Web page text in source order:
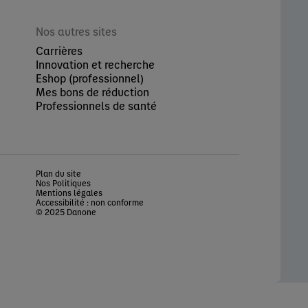
Nos autres sites
Carrières
Innovation et recherche
Eshop (professionnel)
Mes bons de réduction
Professionnels de santé
Plan du site
Nos Politiques
Mentions légales
Accessibilité : non conforme
© 2025 Danone